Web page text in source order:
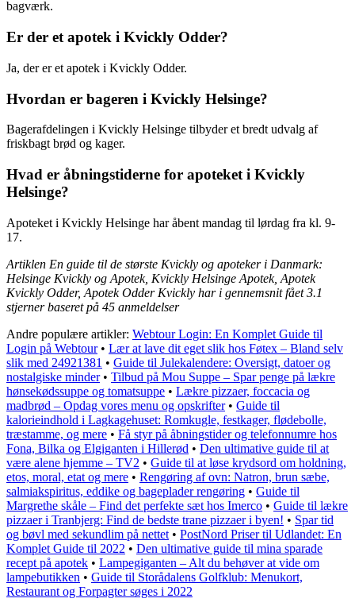
bagværk.
Er der et apotek i Kvickly Odder?
Ja, der er et apotek i Kvickly Odder.
Hvordan er bageren i Kvickly Helsinge?
Bagerafdelingen i Kvickly Helsinge tilbyder et bredt udvalg af
friskbagt brød og kager.
Hvad er åbningstiderne for apoteket i Kvickly
Helsinge?
Apoteket i Kvickly Helsinge har åbent mandag til lørdag fra kl. 9-
17.
Artiklen En guide til de største Kvickly og apoteker i Danmark:
Helsinge Kvickly og Apotek, Kvickly Helsinge Apotek, Apotek
Kvickly Odder, Apotek Odder Kvickly har i gennemsnit fået3.1
stjerner baseret på 45 anmeldelser
Andre populære artikler: Webtour Login: En Komplet Guide til
Login på Webtour• Lær at lave dit eget slik hos Føtex – Bland selv
slik med 24921381 • Guide til Julekalendere: Oversigt, datoer og
nostalgiske minder• Tilbud på Mou Suppe – Spar penge på lækre
hønsekødssuppe og tomatsuppe • Lækre pizzaer, foccacia og
madbrød – Opdag vores menu og opskrifter• Guide til
kalorieindhold i Lagkagehuset: Romkugle, festkager, flødebolle,
træstamme, og mere • Få styr på åbningstider og telefonnumre hos
Fona, Bilka og Elgiganten i Hillerød • Den ultimative guide til at
være alene hjemme – TV2 • Guide til at løse krydsord om holdning,
etos, moral, etat og mere • Rengøring af ovn: Natron, brun sæbe,
salmiakspiritus, eddike og bageplader rengøring • Guide til
Margrethe skåle – Find det perfekte sæt hos Imerco • Guide til lækre
pizzaer i Tranbjerg: Find de bedste trane pizzaer i byen! • Spar tid
og bøvl med sekundlim på nettet • PostNord Priser til Udlandet: En
Komplet Guide til 2022 • Den ultimative guide til mina sparade
recept på apotek • Lampegiganten – Alt du behøver at vide om
lampebutikken • Guide til Storådalens Golfklub: Menukort,
Restaurant og Forpagter søges i 2022